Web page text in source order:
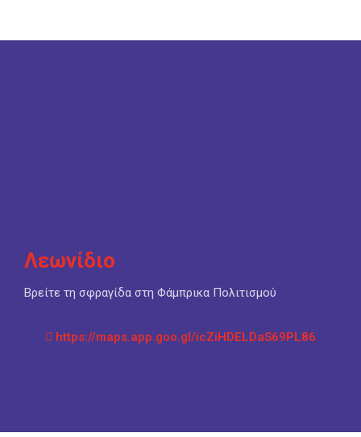
Λεωνίδιο
Βρείτε τη σφραγίδα στη Φάμπρικα Πολιτισμού
https://maps.app.goo.gl/icZiHDELDaS69PL86